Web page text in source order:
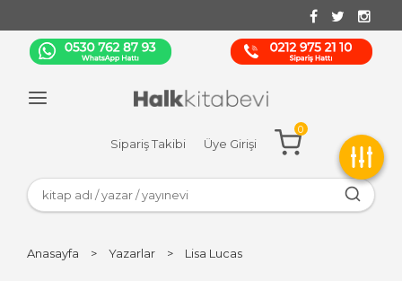
Sipariş Takibi Üye Girişi
0
Anasayfa > Yazarlar > Lisa Lucas